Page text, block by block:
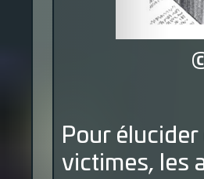
Pour
victimes, les